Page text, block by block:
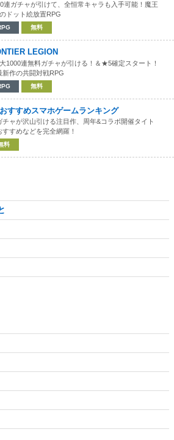
連ガチャが引けて、全恒常キャラも入手可能！魔王
ドット絵放置RPG
無料
LEGION
1000連無料ガチャが引ける！＆★5確定スタート！
新作の共闘対戦RPG
無料
おすすめスマホゲームランキング
ャが沢山引ける注目作、周年&コラボ開催タイト
すめなどを完全網羅！
料